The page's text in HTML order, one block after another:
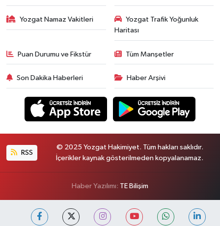
Yozgat Namaz Vakitleri
Yozgat Trafik Yoğunluk
Haritası
Puan Durumu ve Fikstür Tüm Manşetler
Son Dakika Haberleri Haber Arşivi
RSS
© 2025 Yozgat Hakimiyet. Tüm hakları saklıdır.
İçerikler kaynak gösterilmeden kopyalanamaz.
Haber Yazılımı: TE Bilişim